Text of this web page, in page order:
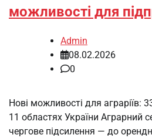
можливості для
Admin
08.02.2026
0
Нові можливості для аграріїв:
11 областях України Аграрний
чергове підсилення — до